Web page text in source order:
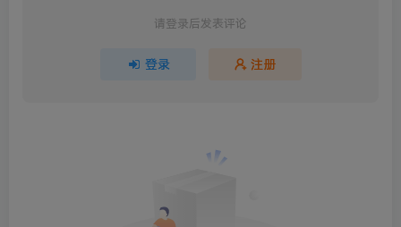
请登录后发表评论
登录 注册